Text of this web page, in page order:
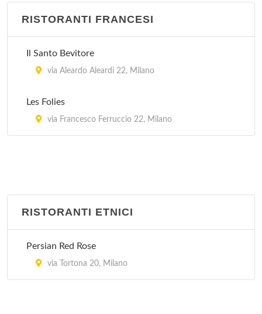
piazza Giuseppe Pasolini 4, Milano
RISTORANTI FRANCESI
Il Santo Bevitore
via Aleardo Aleardi 22, Milano
Les Folies
via Francesco Ferruccio 22, Milano
RISTORANTI ETNICI
Persian Red Rose
via Tortona 20, Milano